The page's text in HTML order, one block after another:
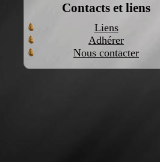
Contacts et liens
Liens
Adhérer
Nous contacter